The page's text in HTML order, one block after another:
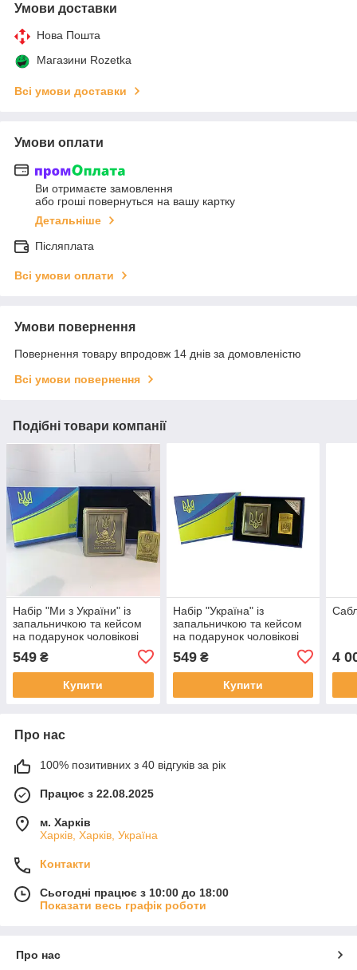
Умови доставки
Нова Пошта
Магазини Rozetka
Всі умови доставки
Умови оплати
Ви отримаєте замовлення
або гроші повернуться на вашу картку
Детальніше
Післяплата
Всі умови оплати
Умови повернення
Повернення товару впродовж 14 днів за домовленістю
Всі умови повернення
Подібні товари компанії
Набір "Ми з України" із
запальничкою та кейсом
на подарунок чоловікові
549 ₴
Купити
Набір "Україна" із
запальничкою та кейсом
на подарунок чоловікові
549₴
Купити
4
Про нас
100% позитивних з 40 відгуків за рік
Працює з 22.08.2025
м. Харків
Харків, Харків, Україна
Контакти
Сьогодні працює з 10:00 до 18:00
Показати весь графік роботи
Про нас